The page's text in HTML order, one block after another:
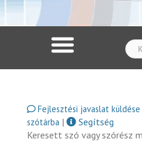
Fejlesztési javaslat küldése
szótárba |
Segítség
Keresett szó vagy szórész